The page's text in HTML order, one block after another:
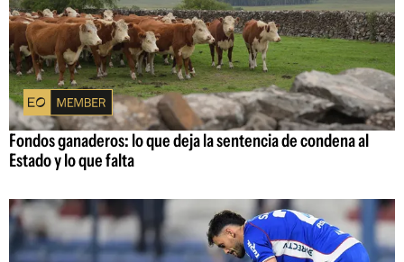
Fondos ganaderos: lo que deja la sentencia de condena al
Estado y lo que falta